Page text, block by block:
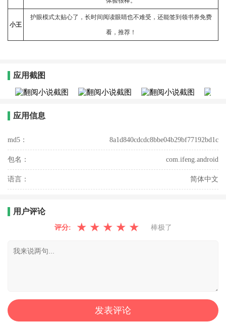
小王
护眼模式太贴心了，长时间 阅读眼睛也不难受，还能签到领书券免费
看，推荐！
应用截图
应用信息
md5： 8a1d840cdcdc8bbe04b29bf77192bd1c
包名： com.ifeng.android
语言： 简体中文
用户评论
评分: ★ ★ ★ ★ ★ 棒极了